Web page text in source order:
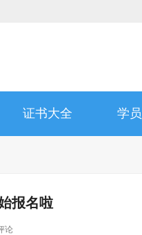
证书大全 学
报名啦
论